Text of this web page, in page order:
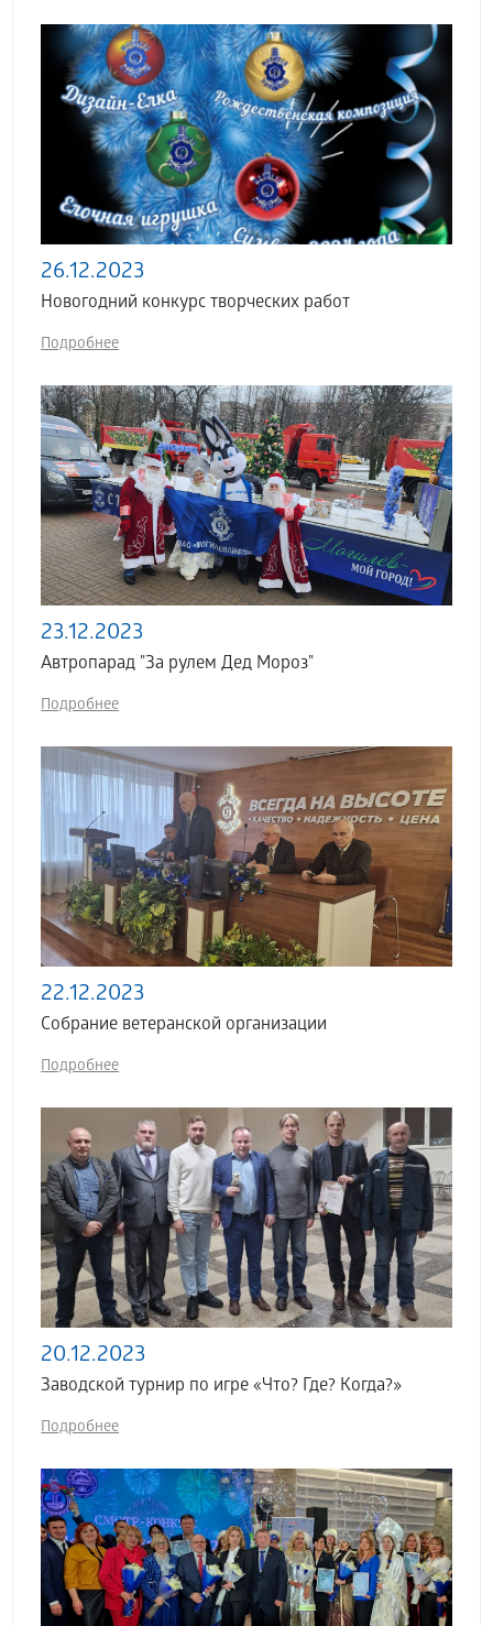
26.12.2023
Новогодний конкурс творческих работ
Подробнее
23.12.2023
Автропарад "За рулем Дед Мороз"
Подробнее
22.12.2023
Собрание ветеранской организации
Подробнее
20.12.2023
Заводской турнир по игре «Что? Где? Когда?»
Подробнее